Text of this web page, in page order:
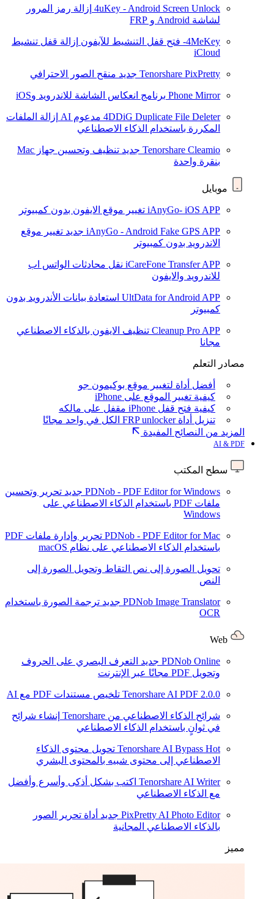
4uKey - Android Screen Unlock إزالة رمز المرور
لشاشة Android و FRP
4MeKey- فتح قفل التنشيط للآيفون
إزالة قفل تنشيط
iCloud
Tenorshare PixPretty جديد منقح الصور الاحترافي
Phone Mirror برنامج انعكاس الشاشة للاندرويد وiOS
4DDiG Duplicate File Deleter مدعوم AI
إزالة الملفات
المكررة باستخدام الذكاء الاصطناعي
Tenorshare Cleamio جديد
تنظيف وتحسين جهاز Mac
بنقرة واحدة
موبايل
iAnyGo- iOS APP تغيير موقع الايفون بدون كمبيوتر
iAnyGo - Android Fake GPS APP جديد تغيير موقع
الاندرويد بدون كمبيوتر
iCareFone Transfer APP نقل محادثات الواتس اب
للاندرويد والايفون
UltData for Android APP استعادة بيانات الأندرويد بدون
كمبيوتر
Cleanup Pro APP تنظيف الايفون بالذكاء الاصطناعي
مجانا
مصادر التعلم
أفضل أداة لتغيير موقع بوكيمون جو
كيفية تغيير الموقع على iPhone
كيفية فتح قفل iPhone مقفل على مالكه
تنزيل أداة FRP unlocker الكل في واحد مجانًا
المزيد من النصائح المفيدة
AI & PDF
سطح المكتب
PDNob - PDF Editor for Windows جديد تحرير وتحسين
ملفات PDF باستخدام الذكاء الاصطناعي على
Windows
PDNob - PDF Editor for Mac
تحرير وإدارة ملفات PDF
باستخدام الذكاء الاصطناعي على نظام macOS
تحويل الصورة إلى نص التقاط وتحويل الصورة إلى
النص
PDNob Image Translator جديد ترجمة الصورة باستخدام
OCR
PDNob Online جديد التعرف البصري على الحروف
وتحويل PDF مجانًا عبر الإنترنت
Tenorshare AI PDF 2.0.0 تلخيص مستندات PDF مع AI
شرائح الذكاء الاصطناعي من Tenorshare
إنشاء شرائح
في ثوانٍ باستخدام الذكاء الاصطناعي
Tenorshare AI Bypass Hot
تحويل محتوى الذكاء
الاصطناعي إلى محتوى شبيه بالمحتوى البشري
Tenorshare AI Writer اكتب بشكل أذكى وأسرع وأفضل
مع الذكاء الاصطناعي
PixPretty AI Photo Editor جديد أداة تحرير الصور
بالذكاء الاصطناعي المجانية
مميز